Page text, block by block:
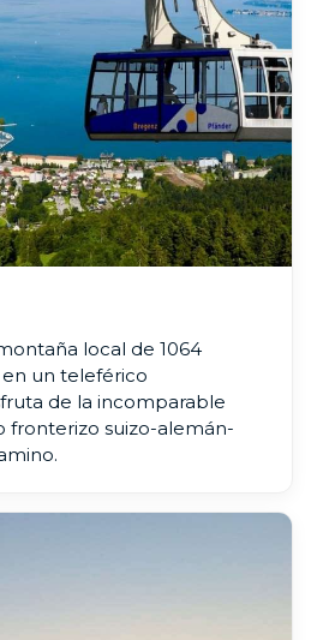
local de 1064
un teleférico
de la incomparable
fronterizo suizo-alemán-